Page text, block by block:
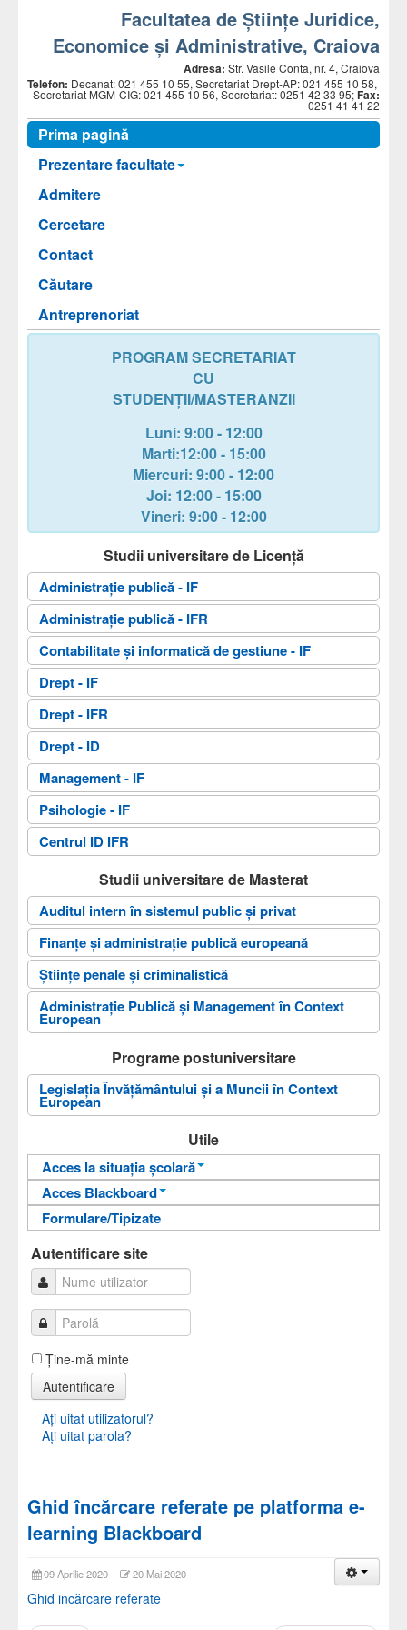
Facultatea de Științe Juridice,
Economice și Administrative, Craiova
Adresa: Str. Vasile Conta, nr. 4, Craiova
Telefon: Decanat: 021 455 10 55, Secretariat Drept-AP: 021 455 10 58,
Secretariat MGM-CIG: 021 455 10 56, Secretariat: 0251 42 33 95;Fax:
0251 41 41 22
Prima pagină
Prezentare facultate
Admitere
Cercetare
Contact
Căutare
Antreprenoriat
PROGRAM SECRETARIAT
CU
STUDENȚII/MASTERANZII
Luni: 9:00 - 12:00
Marti:12:00 - 15:00
Miercuri: 9:00 - 12:00
Joi: 12:00 - 15:00
Vineri: 9:00 - 12:00
Studii universitare de Licență
Administrație publică - IF
Administrație publică - IFR
Contabilitate și informatică de gestiune - IF
Drept - IF
Drept - IFR
Drept - ID
Management - IF
Psihologie - IF
Centrul ID IFR
Studii universitare de Masterat
Auditul intern în sistemul public şi privat
Finanţe şi administraţie publică europeană
Științe penale și criminalistică
Administrație Publică și Management în Context
European
Programe postuniversitare
Legislația Învățământului și a Muncii în Context
European
Utile
Acces la situația școlară
Informații pentru acces
Autentificare
Acces Blackboard
Informații pentru acces
Autentificare
Formulare/Tipizate
Autentificare site
Ţine-mă minte
Autentificare
Aţi uitat utilizatorul?
Aţi uitat parola?
Ghid încărcare referate pe platforma e-
learning Blackboard
09 Aprilie 2020 20 Mai 2020
Ghid incărcare referate